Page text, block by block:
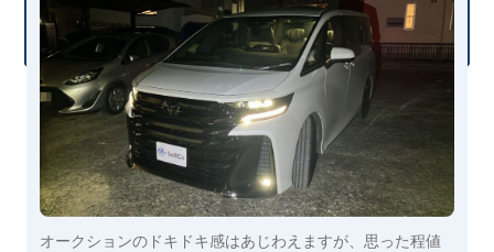
オークションのドキドキ感はあじわえますが、思った程値